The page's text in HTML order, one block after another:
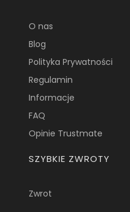
O nas
Blog
Polityka Prywatności
Regulamin
Informacje
FAQ
Opinie Trustmate
SZYBKIE ZWROTY
Zwrot